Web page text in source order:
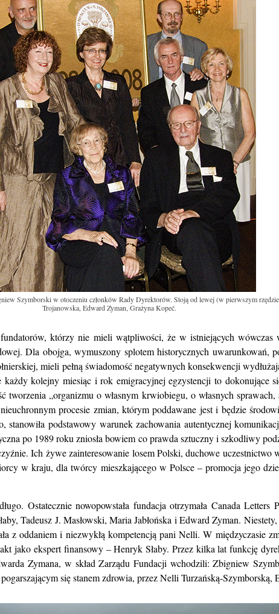
Szymborski w otoczeniu członków Rady Dyrektorów. Stoją od lewej (w pierwszym
Trojanowska, Edward Zyman, Grażyna Kopeć.
którzy nie mieli wątpliwości, że w istniejących
Dla obojga, wymuszony splotem historycznych uwarunkowań,
mieli pełną świadomość negatywnych konsekwencji
kolejny miesiąc i rok emigracyjnej egzystencji to dokonujące
„organizmu o własnym krwiobiegu, o własnych
procesie zmian, którym poddawane jest i będzie
podstawowy warunek zachowania autentycznej
po 1989 roku zniosła bowiem co prawda sztuczny i szkodliwy
Ich żywe zainteresowanie losem Polski, duchowe
w kraju, dla twórcy mieszkającego w Polsce – promocja jego
Ostatecznie nowopowstała fundacja otrzymała Canada
Tadeusz J. Masłowski, Maria Jabłońska i Edward Zyman.
z oddaniem i niezwykłą kompetencją pani Nelli. W międzyczasie
jako ekspert finansowy – Henryk Słaby. Przez kilka lat funkcję
Zymana, w skład Zarządu Fundacji wchodzili: Zbigniew
się stanem zdrowia, przez Nelli Turzańską-Szymborską,